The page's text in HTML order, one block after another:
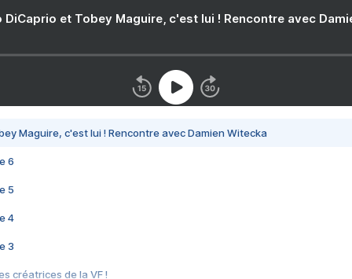
DiCaprio et Tobey Maguire, c'est lui ! Rencontre avec
Maguire, c'est lui ! Rencontre avec Damien Witecka
6
5
4
3
créatrices de la VF !